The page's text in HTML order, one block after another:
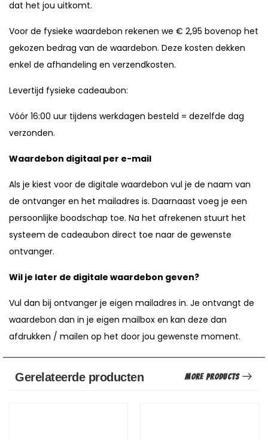
dat het jou uitkomt.
Voor de fysieke waardebon rekenen we € 2,95 bovenop het
gekozen bedrag van de waardebon. Deze kosten dekken
enkel de afhandeling en verzendkosten.
Levertijd fysieke cadeaubon:
Vóór 16:00 uur tijdens werkdagen besteld = dezelfde dag
verzonden.
Waardebon digitaal per e-mail
Als je kiest voor de digitale waardebon vul je de naam van
de ontvanger en het mailadres is. Daarnaast voeg je een
persoonlijke boodschap toe. Na het afrekenen stuurt het
systeem de cadeaubon direct toe naar de gewenste
ontvanger.
Wil je later de digitale waardebon geven?
Vul dan bij ontvanger je eigen mailadres in. Je ontvangt de
waardebon dan in je eigen mailbox en kan deze dan
afdrukken / mailen op het door jou gewenste moment.
Gerelateerde producten More Products